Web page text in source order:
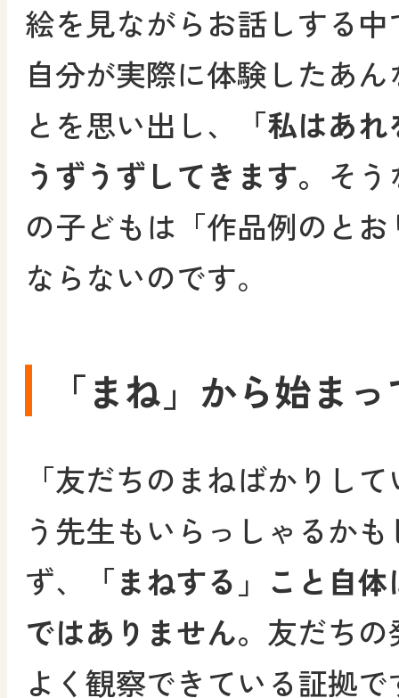
絵を見ながらお話しする
自分が実際に体験したあ
とを思い出し、
「私はあ
うずうずしてきます。 そ
の子どもは「作品例のと
ならないのです。
「まね」から始ま
「友だちのまねばかりし
う先生もいらっしゃるか
ず、
「まねする」こと自
ではありません。 友だち
よく観察できている証拠